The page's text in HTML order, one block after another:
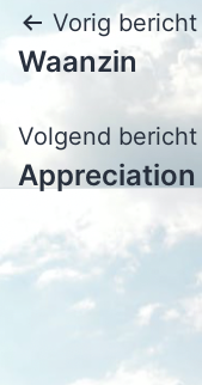
Bericht
navigatie
Vorig bericht
Waanzin
Volgend bericht
Appreciation